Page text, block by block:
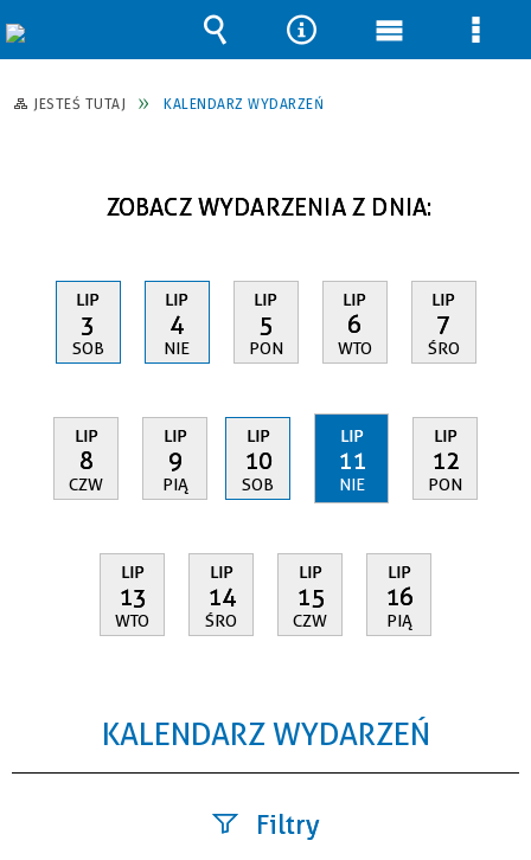
JESTEŚ TUTAJ KALENDARZ WYDARZEŃ
ZOBACZ WYDARZENIA Z DNIA:
LIP
3
SOB
LIP
4
NIE
LIP
5
PON
LIP
6
WTO
LIP
7
ŚRO
LIP
8
CZW
LIP
9
PIĄ
LIP
10
SOB
LIP
11
NIE
LIP
12
PON
LIP
13
WTO
LIP
14
ŚRO
LIP
15
CZW
LIP
16
PIĄ
KALENDARZ WYDARZEŃ
Filtry
Wyszukiwarka
Narzędzia
Menu Menu